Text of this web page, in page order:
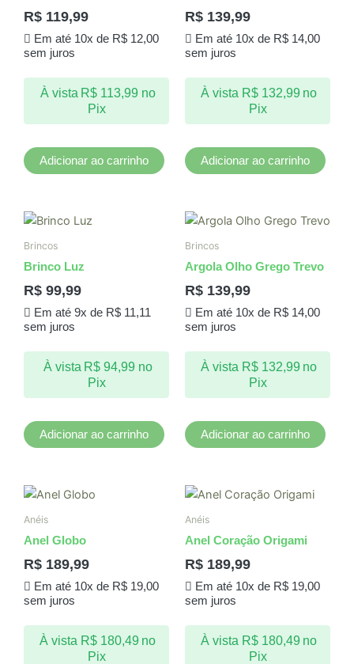
R$ 119,99
Em até 10x de R$12,00
sem juros
À vista R$ 113,99 no
Pix
Adicionar ao carrinho
R$ 139,99
Em até 10x de R$14,00
sem juros
À vista R$132,99 no
Pix
Adicionar ao carrinho
Brincos
Brinco Luz
R$ 99,99
Em até 9x de R$11,11
sem juros
À vista R$ 94,99 no
Pix
Adicionar ao carrinho
Brincos
Argola Olho Grego Trevo
R$ 139,99
Em até 10x de R$14,00
sem juros
À vista R$132,99 no
Pix
Adicionar ao carrinho
Anéis
Anel Globo
R$ 189,99
Em até 10x de R$19,00
sem juros
À vista R$180,49 no
Pix
As
podem
ser
Anéis
Anel Coração Origami
R$ 189,99
Em até 10x de R$19,00
sem juros
À vista R$180,49 no
Pix